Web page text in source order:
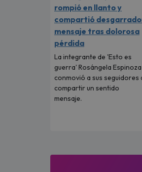
rompió en llanto y
compartió
mensaje tras dolorosa
pérdida
La integrante de 'Esto es
guerra' Rosángela Espinoza
conmovió a sus seguidores
compartir un sentido
mensaje.